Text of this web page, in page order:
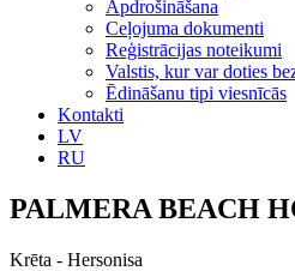
Apdrošināšana
Ceļojuma dokumenti
Reģistrācijas noteikumi
Valstis, kur var doties
Ēdināšanu tipi viesnīcās
Kontakti
LV
RU
PALMERA BEACH
Krēta - Hersonisa